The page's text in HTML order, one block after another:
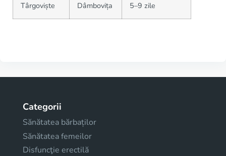
Târgoviște Dâmbovița 5–9 zile
Categorii
Sănătatea bărbaților
Sănătatea femeilor
Disfuncţie erectilă